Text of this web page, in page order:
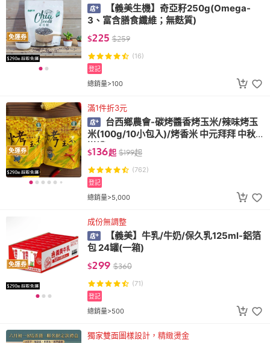
免運券
【義美生機】奇亞籽250g(Omega-
3、富含膳食纖維；無麩質)
$225 $259
(16)
總銷量>100
登記
免運券
滿1件折3元
台西鄉農會-碳烤醬香烤玉米/辣味烤玉
米(100g/10小包入)/烤香米 中元拜拜 中秋
送禮
$136起 $199起
(762)
總銷量>5,000
登記
免運券
成份無調整
【義美】牛乳/牛奶/保久乳125ml-鋁箔
包 24罐(一箱)
$299 $360
(71)
總銷量>500
登記
獨家雙面圖樣設計，精緻燙金